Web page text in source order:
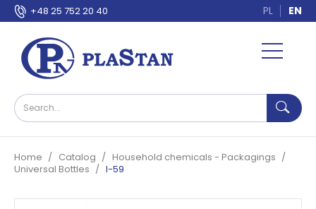
+48 25 752 20 40 PL EN
Home Catalog
Household chemicals - Packagings
Universal Bottles
I-59